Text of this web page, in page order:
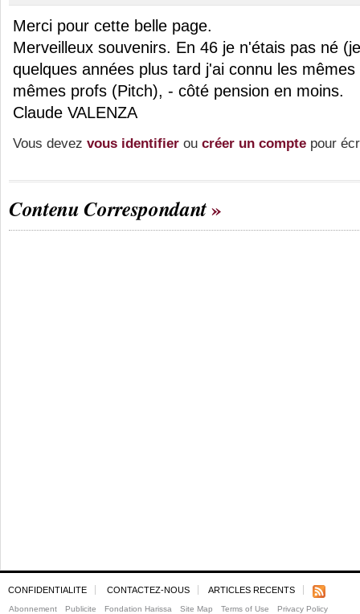
Merci pour cette belle page.
Merveilleux souvenirs. En 46 je n'étais pas né
quelques années plus tard j'ai connu les
mêmes profs (Pitch), - côté pension en moins.
Claude VALENZA
Vous devez vous identifier ou créer un compte pour
Contenu Correspondant
CONFIDENTIALITE CONTACTEZ-NOUS ARTICLES RECENTS
Abonnement Publicite Fondation Harissa Site Map Terms of Use Privacy Policy